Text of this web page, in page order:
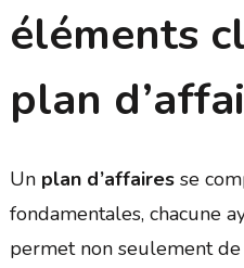
éléments
plan
Un plan d’affairesse
fondamentales, chacune
permet non seulement